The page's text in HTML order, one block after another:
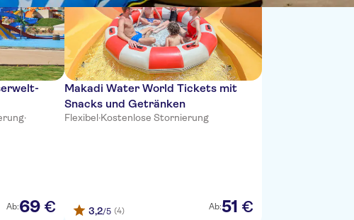
·
Ab:69 €
Makadi Water World Tickets mit
Snacks und Getränken
Flexibel·Kostenlose Stornierung
3,2/5 (4) Ab:51 €